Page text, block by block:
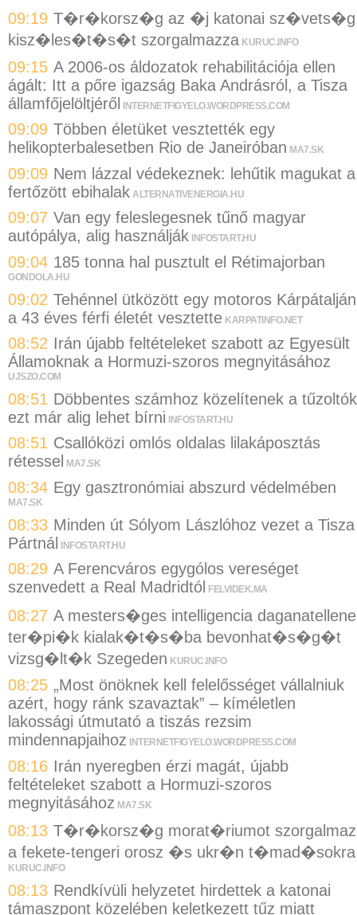
09:19 T�r�korsz�g az �j katonai sz�vets�g
kisz�les�t�s�t szorgalmazza KURUC.INFO
09:15 A 2006-os áldozatok rehabilitációja ellen
ágált: Itt a pőre igazság Baka Andrásról, a Tisza
államfőjelöltjéről INTERNETFIGYELO.WORDPRESS.COM
09:09 Többen életüket vesztették egy
helikopterbalesetben Rio de Janeiróban MA7.SK
09:09 Nem lázzal védekeznek: lehűtik magukat a
fertőzött ebihalak ALTERNATIVENERGIA.HU
09:07 Van egy feleslegesnek tűnő magyar
autópálya, alig használják INFOSTART.HU
09:04 185 tonna hal pusztult el Rétimajorban
GONDOLA.HU
09:02 Tehénnel ütközött egy motoros
a 43 éves férfi életét vesztette KARPATINFO.NET
08:52 Irán újabb feltételeket szabott az Egyesült
Államoknak a Hormuzi-szoros megnyitásához
UJSZO.COM
08:51 Döbbentes számhoz közelítenek a
ezt már alig lehet bírni INFOSTART.HU
08:51 Csallóközi omlós oldalas lilakáposztás
rétessel
MA7.SK
08:34 Egy gasztronómiai abszurd védelmében
MA7.SK
08:33 Minden út Sólyom Lászlóhoz vezet a Tisza
Pártnál INFOSTART.HU
08:29 A Ferencváros egygólos vereséget
szenvedett a Real Madridtól
FELVIDEK.MA
08:27 A mesters�ges intelligencia
ter�pi�k kialak�t�s�ba bevonhat�s�g�t
vizsg�lt�k Szegeden KURUC.INFO
08:25 „Most önöknek kell felelősséget vállalniuk
azért, hogy ránk szavaztak” – kíméletlen
lakossági útmutató a tiszás rezsim
mindennapjaihoz
INTERNETFIGYELO.WORDPRESS.COM
08:16 Irán nyeregben érzi magát, újabb
feltételeket szabott a Hormuzi-szoros
megnyitásához MA7.SK
08:13 T�r�korsz�g morat�riumot szorgalmaz
a fekete-tengeri orosz �s ukr�n t�mad�sokra
KURUC.INFO
08:13 Rendkívüli helyzetet hirdettek a katonai
támaszpont közelében keletkezett tűz miatt